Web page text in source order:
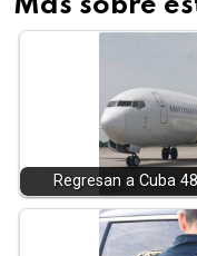
Más sobre
Regresan a Cuba